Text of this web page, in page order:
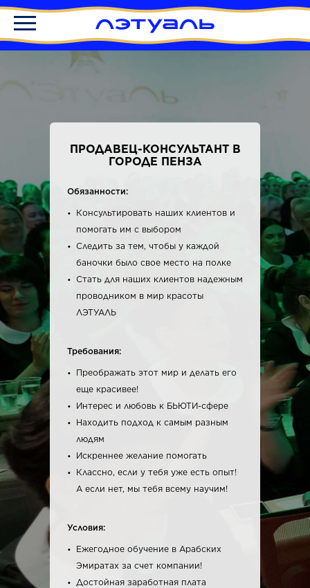
ПРОДАВЕЦ-КОНСУЛЬТАНТ В
ГОРОДЕ ПЕНЗА
Обязанности:
Консультировать наших клиентов и
помогать им с выбором
Следить за тем, чтобы у каждой
баночки было свое место на полке
Стать для наших клиентов надежным
проводником в мир красоты
ЛЭТУАЛЬ
Требования:
Преображать этот мир и делать его
еще красивее!
Интерес и любовь к БЬЮТИ-сфере
Находить подход к самым разным
людям
Искреннее желание помогать
Классно, если у тебя уже есть опыт!
А если нет, мы тебя всему научим!
Условия:
Ежегодное обучение в Арабских
Эмиратах за счет компании!
Достойная заработная плата